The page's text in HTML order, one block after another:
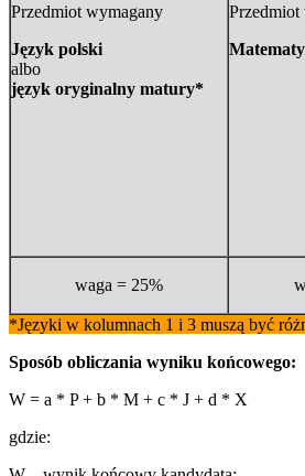
Przedmiot wymagany
Język polski
albo
język oryginalny matury*
waga = 25%
*Języki w kolumnach 1 i 3 muszą być
Sposób obliczania wyniku końcowego:
W = a * P + b * M + c * J + d * X
gdzie: